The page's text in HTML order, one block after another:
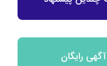
رایگان